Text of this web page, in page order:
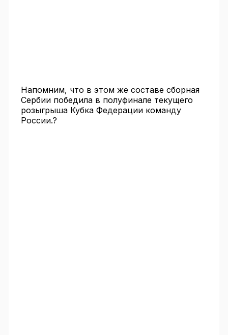
Напомним, что в этом же составе сборная
Сербии победила в полуфинале текущего
розыгрыша Кубка Федерации команду
России.?